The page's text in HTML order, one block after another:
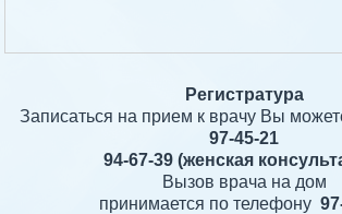
Регистратура
Записаться на прием к врачу Вы
97-45-21
94-67-39 (женская
Вызов врача на дом
принимается по телефону